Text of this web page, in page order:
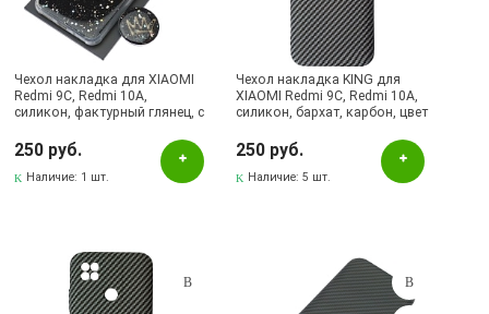
Чехол накладка для XIAOMI
Redmi 9C, Redmi 10A,
силикон, фактурный глянец, с
250 руб.
Наличие: 1 шт.
Чехол накладка KING для
XIAOMI Redmi 9C, Redmi 10A,
силикон, бархат, карбон, цвет
250 руб.
Наличие:5 шт.